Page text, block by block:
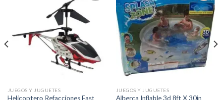
lista de
JUEGOS Y JUGUETES
Helicoptero Refacciones Fast
Añadir
a la
lista de
deseos
JUEGOS Y JUGUETES
Alberca Inflable 3d 8ft X 30in